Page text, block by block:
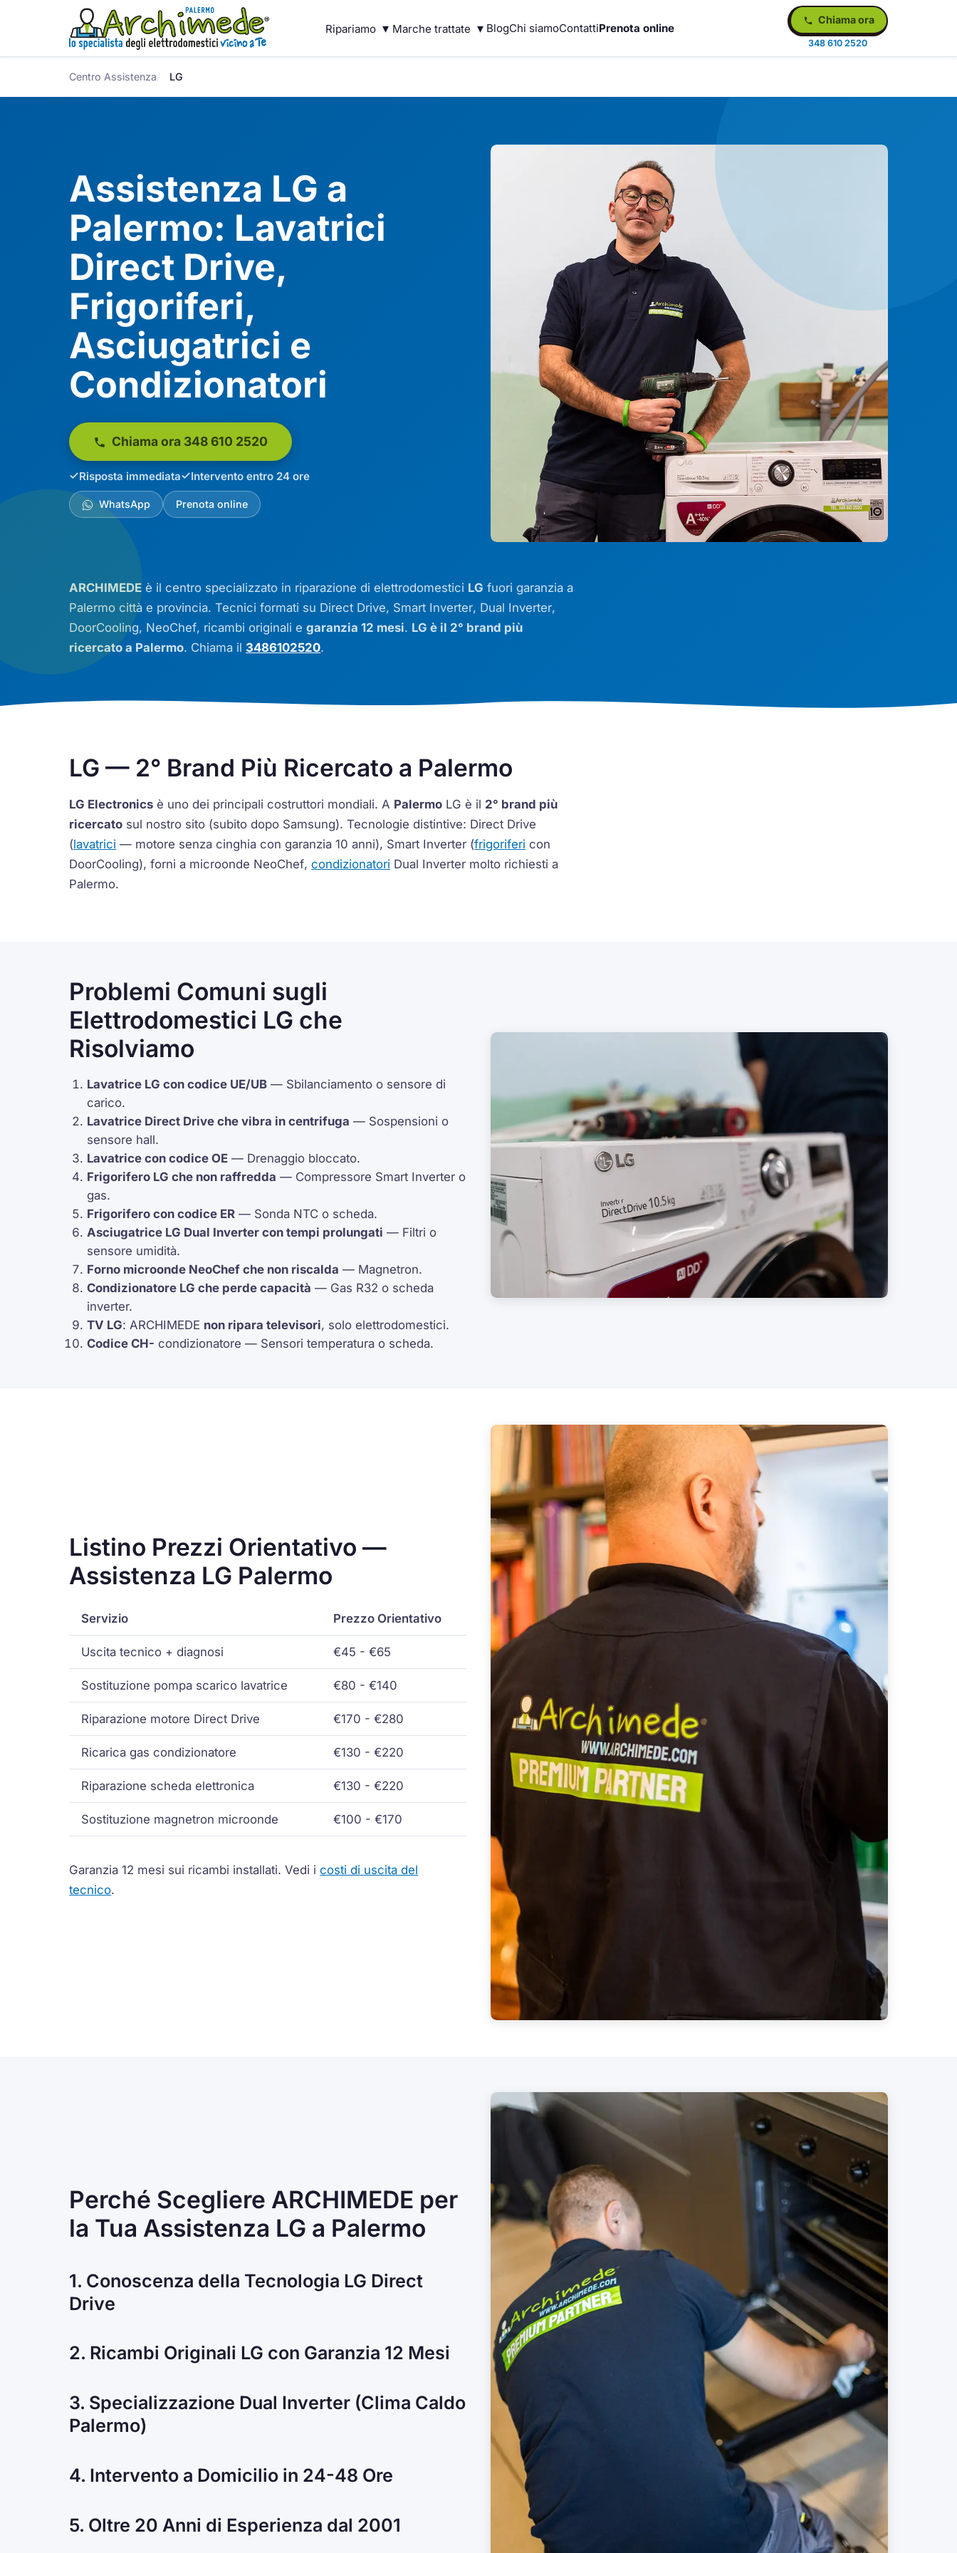
Ripariamo ▾ Marche trattate ▾ BlogChi siamoContattiPrenota online
Chiama ora
348 610 2520
Centro Assistenza LG
Assistenza LG a
Palermo: Lavatrici
Direct Drive,
Frigoriferi,
Asciugatrici e
Condizionatori
Chiama ora 348 610 2520
Risposta immediata Intervento entro 24 ore
WhatsApp Prenota online
ARCHIMEDE è il centro specializzato in riparazione di elettrodomestici LG fuori garanzia a
Palermo città e provincia. Tecnici formati su Direct Drive, Smart Inverter, Dual Inverter,
DoorCooling, NeoChef, ricambi originali egaranzia 12 mesi. LG è il 2° brand più
ricercato a Palermo. Chiama il 3486102520.
LG — 2° Brand Più Ricercato a Palermo
LG Electronics è uno dei principali costruttori mondiali. A Palermo LG è il 2° brand più
ricercato sul nostro sito (subito dopo Samsung). Tecnologie distintive: Direct Drive
(lavatrici — motore senza cinghia con garanzia 10 anni), Smart Inverter (frigoriferi con
DoorCooling), forni a microonde NeoChef,condizionatori Dual Inverter molto richiesti a
Palermo.
Problemi Comuni sugli
Elettrodomestici LG che
Risolviamo
Lavatrice LG con codice UE/UB — Sbilanciamento o sensore di
carico.
Lavatrice Direct Drive che vibra in centrifuga — Sospensioni o
sensore hall.
Lavatrice con codiceOE — Drenaggio bloccato.
Frigorifero LG che non raffredda — Compressore Smart Inverter o
gas.
Frigorifero con codice ER — Sonda NTC o scheda.
Asciugatrice LG Dual Inverter con tempi prolungati — Filtri o
sensore umidità.
Forno microonde NeoChef che non riscalda — Magnetron.
Condizionatore LG che perde capacità — Gas R32 o scheda
inverter.
TV LG: ARCHIMEDE non ripara televisori, solo elettrodomestici.
CodiceCH- condizionatore — Sensori temperatura o scheda.
Listino Prezzi Orientativo —
Assistenza LG Palermo
Servizio Prezzo Orientativo
Uscita tecnico + diagnosi €45 - €65
Sostituzione pompa scarico lavatrice €80 - €140
Riparazione motore Direct Drive €170 - €280
Ricarica gas condizionatore €130 - €220
Riparazione scheda elettronica €130 - €220
Sostituzione magnetron microonde €100 - €170
Garanzia 12 mesi sui ricambi installati. Vedi icosti di uscita del
tecnico.
Perché Scegliere ARCHIMEDE per
la Tua Assistenza LG a Palermo
1. Conoscenza della Tecnologia LG Direct
Drive
2. Ricambi Originali LG con Garanzia 12 Mesi
3. Specializzazione Dual Inverter (Clima Caldo
Palermo)
4. Intervento a Domicilio in 24-48 Ore
5. Oltre 20 Anni di Esperienza dal 2001